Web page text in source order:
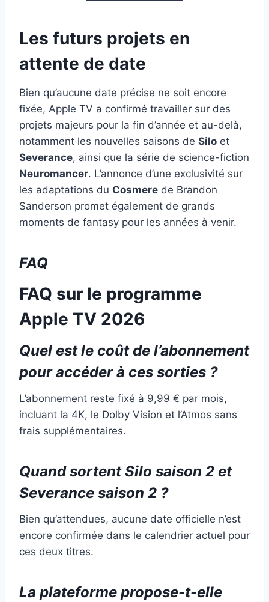
Les futurs projets en
attente de date
Bien qu’aucune date précise ne soit encore
fixée, Apple TV a confirmé travailler sur des
projets majeurs pour la fin d’année et au-delà,
notamment les nouvelles saisons de Silo et
Severance, ainsi que la série de science-fiction
Neuromancer. L’annonce d’une exclusivité sur
les adaptations du Cosmere de Brandon
Sanderson promet également de grands
moments de fantasy pour les années à venir.
FAQ
FAQ sur le programme
Apple TV 2026
Quel est le coût de l’abonnement
pour accéder à ces sorties ?
L’abonnement reste fixé à 9,99 € par mois,
incluant la 4K, le Dolby Vision et l’Atmos sans
frais supplémentaires.
Quand sortent Silo saison 2 et
Severance saison 2 ?
Bien qu’attendues, aucune date officielle n’est
encore confirmée dans le calendrier actuel pour
ces deux titres.
La plateforme propose-t-elle